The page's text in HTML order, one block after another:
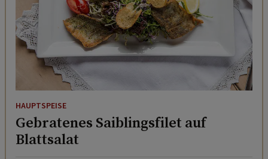
HAUPTSPEISE
Gebratenes Saiblingsfilet auf
Blattsalat